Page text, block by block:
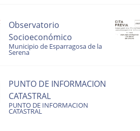
Observatorio
Socioeconómico
Municipio de Esparragosa de la
Serena
PUNTO DE INFORMACION
CATASTRAL
PUNTO DE INFORMACION
CATASTRAL